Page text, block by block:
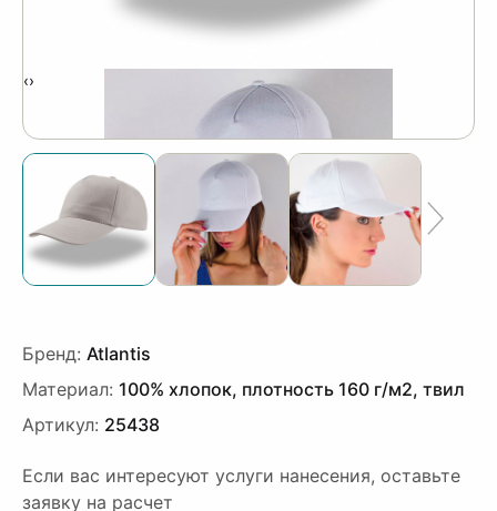
‹›
Бренд: Atlantis
Материал: 100% хлопок, плотность 160 г/м2, твил
Артикул: 25438
Если вас интересуют услуги нанесения, оставьте
заявку на расчет